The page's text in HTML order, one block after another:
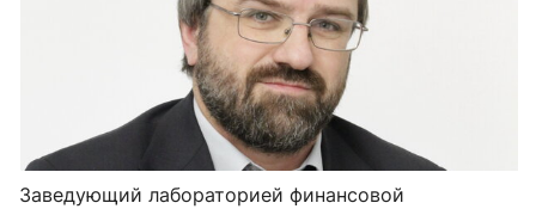
Заведующий лабораторией финансовой